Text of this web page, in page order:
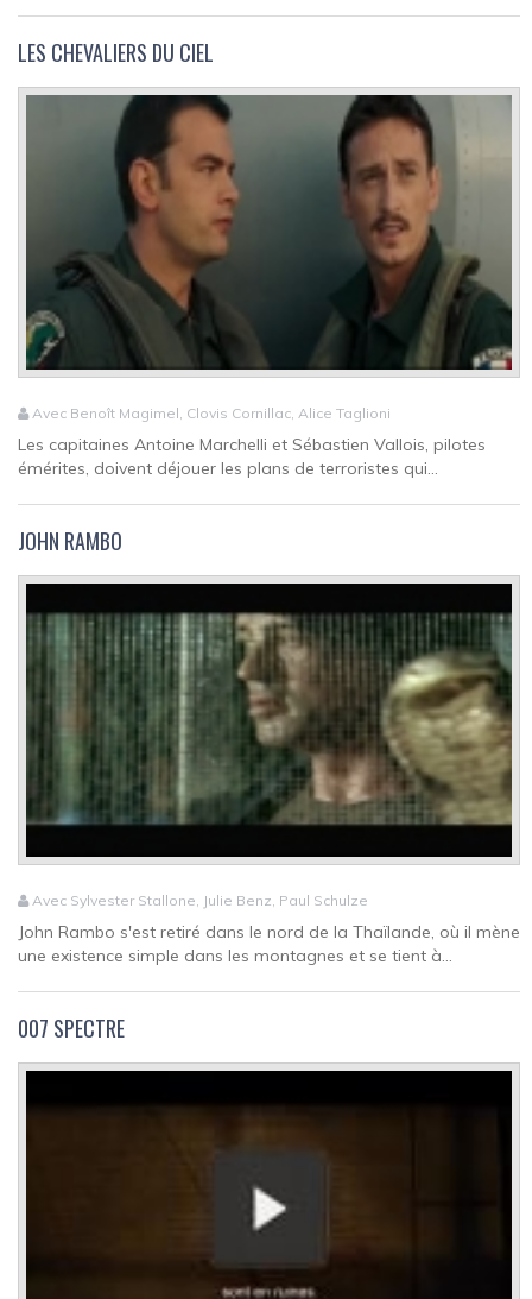
LES CHEVALIERS DU CIEL
Avec Benoît Magimel, Clovis Cornillac, Alice Taglioni
Les capitaines Antoine Marchelli et Sébastien Vallois, pilotes
émérites, doivent déjouer les plans de terroristes qui...
JOHN RAMBO
Avec Sylvester Stallone, Julie Benz, Paul Schulze
John Rambo s'est retiré dans le nord de la Thaïlande, où il mène
une existence simple dans les montagnes et se tient à...
007 SPECTRE